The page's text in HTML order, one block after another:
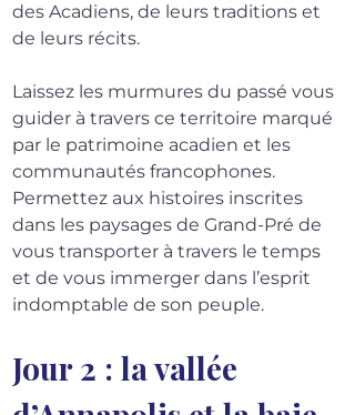
des Acadiens, de leurs traditions et
de leurs récits.
Laissez les murmures du passé vous
guider à travers ce territoire marqué
par le patrimoine acadien et les
communautés francophones.
Permettez aux histoires inscrites
dans les paysages de Grand-Pré de
vous transporter à travers le temps
et de vous immerger dans l’esprit
indomptable de son peuple.
Jour 2 : la vallée